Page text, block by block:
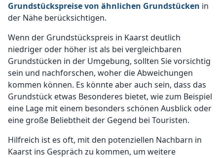
Grundstückspreise von ähnlichen Grundstücken in
der Nähe berücksichtigen.
Wenn der Grundstückspreis in Kaarst deutlich
niedriger oder höher ist als bei vergleichbaren
Grundstücken in der Umgebung, sollten Sie vorsichtig
sein und nachforschen, woher die Abweichungen
kommen können. Es könnte aber auch sein, dass das
Grundstück etwas Besonderes bietet, wie zum Beispiel
eine Lage mit einem besonders schönen Ausblick oder
eine große Beliebtheit der Gegend bei Touristen.
Hilfreich ist es oft, mit den potenziellen Nachbarn in
Kaarst ins Gespräch zu kommen, um weitere